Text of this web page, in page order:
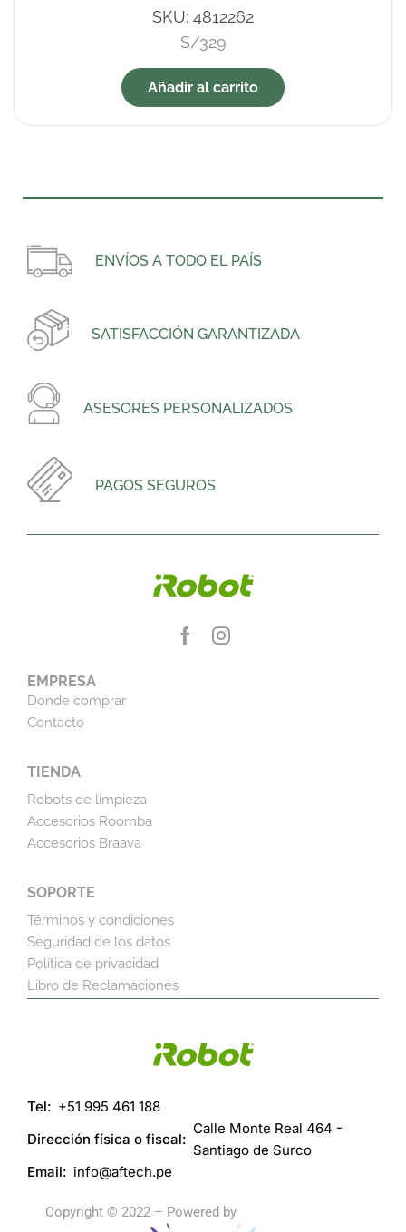
SKU: 4812262
S/329
Añadir al carrito
ENVÍOS A TODO EL PAÍS
SATISFACCIÓN GARANTIZADA
ASESORES PERSONALIZADOS
PAGOS SEGUROS
EMPRESA
Donde comprar
Contacto
TIENDA
Robots de limpieza
Accesorios Roomba
Accesorios Braava
SOPORTE
Términos y condiciones
Seguridad de los datos
Política de privacidad
Libro de Reclamaciones
Tel: +51 995 461 188
Dirección física o fiscal:
Calle Monte Real 464 -
Santiago de Surco
Email: info@aftech.pe
Copyright © 2022 – Powered by